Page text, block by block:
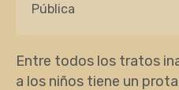
Pública
Entre todos los tratos
a los niños tiene un